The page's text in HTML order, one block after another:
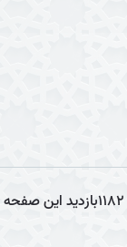
1182بازدید این صفحه